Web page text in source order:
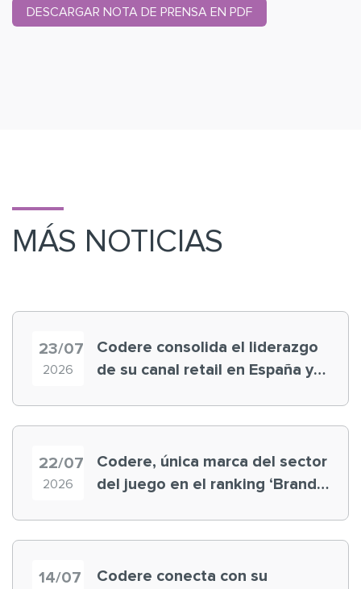
DESCARGAR NOTA DE PRENSA EN PDF
MÁS NOTICIAS
23/07
2026
Codere consolida el liderazgo
de su canal retail en España y
22/07
2026
Codere, única marca del sector
del juego en el ranking ‘Brand
14/07
Codere conecta con su